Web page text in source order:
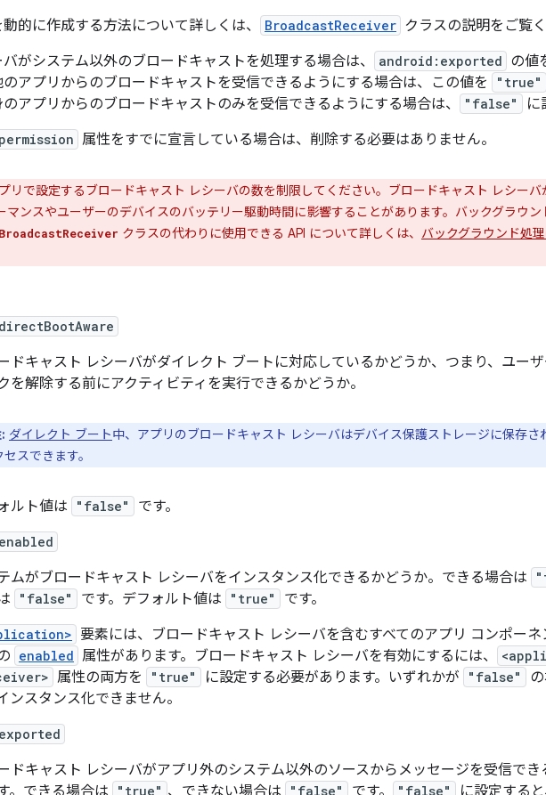
的に作成する方法について詳しくは、
BroadcastReceiver クラスの説明をご覧く
がシステム以外のブロードキャストを処理する場合は、
android:exported の値
のアプリからのブロードキャストを受信できるようにする場合は、この値を
"true"
アプリからのブロードキャストのみを受信できるようにする場合は、
"false" に
属性をすでに宣言している場合は、削除する必要はありません。
リで設定するブロードキャスト レシーバの数を制限してください。ブロードキャスト レシー
マンスやユーザーのデバイスのバッテリー駆動時間に影響することがあります。バックグラウン
BroadcastReceiver クラスの代わりに使用できる API について詳しくは、 バックグラウンド処
ドキャスト レシーバがダイレクト ブートに対応しているかどうか、つまり、ユー
を解除する前にアクティビティを実行できるかどうか。
ダイレクト ブート中、アプリのブロードキャスト レシーバはデバイス保護ストレージに保存さ
スできます。
ルト値は "false" です。
ムがブロードキャスト レシーバをインスタンス化できるかどうか。できる場合は
"false" です。デフォルト値は "true" です。
要素には、ブロードキャスト レシーバを含むすべてのアプリ コンポー
enabled 属性があります。ブロードキャスト レシーバを有効にするには、
属性の両方を "true" に設定する必要があります。いずれかが "false"
ンスタンス化できません。
ドキャスト レシーバがアプリ外のシステム以外のソースからメッセージを受信でき
。できる場合は
"true" 、できない場合は "false" です。 "false"
に設定する